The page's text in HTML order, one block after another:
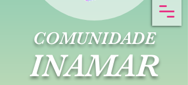
COMUNIDADE
INAMAR